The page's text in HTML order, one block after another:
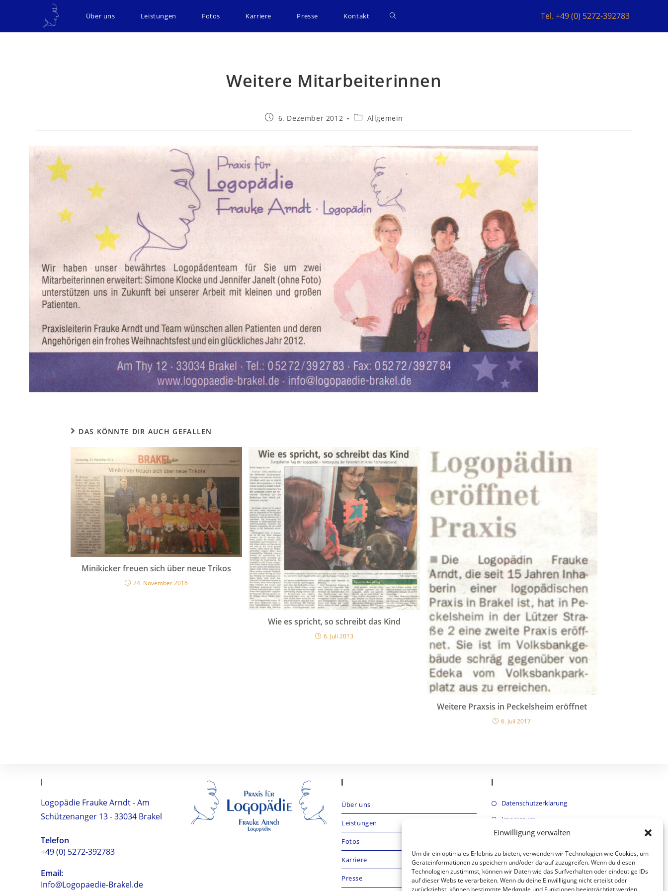
Einwilligung verwalten
Um dir ein optimales Erlebnis zu bieten, verwenden wir Technologien wie Cookies, um
Geräteinformationen zu speichern und/oder darauf zuzugreifen. Wenn du diesen
Technologien zustimmst, können wir Daten wie das Surfverhalten oder eindeutige IDs
auf dieser Website verarbeiten. Wenn du deine Einwillligung nicht erteilst oder
zurückziehst, können bestimmte Merkmale und Funktionen beeinträchtigt werden.
Tel. +49 (0) 5272-392783
Über uns Leistungen Fotos Karriere Presse Kontakt
Weitere Mitarbeiterinnen
6. Dezember 2012 Allgemein
DAS KÖNNTE DIR AUCH GEFALLEN
Minikicker freuen sich über neue Trikos
24. November 2016
Wie es spricht, so schreibt das Kind
6. Juli 2013
Weitere Praxsis in Peckelsheim eröffnet
6. Juli 2017
Logopädie Frauke Arndt - Am
Schützenanger 13 - 33034 Brakel
Telefon
+49 (0) 5272-392783
Email:
Info@Logopaedie-Brakel.de
Über uns
Leistungen
Fotos
Karriere
Presse
Datenschutzerklärung
Impressum
Cookie-Richtlinie-EU